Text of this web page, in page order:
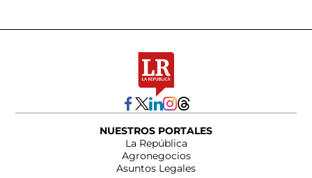
NUESTROS PORTALES
La República
Agronegocios
Asuntos Legales